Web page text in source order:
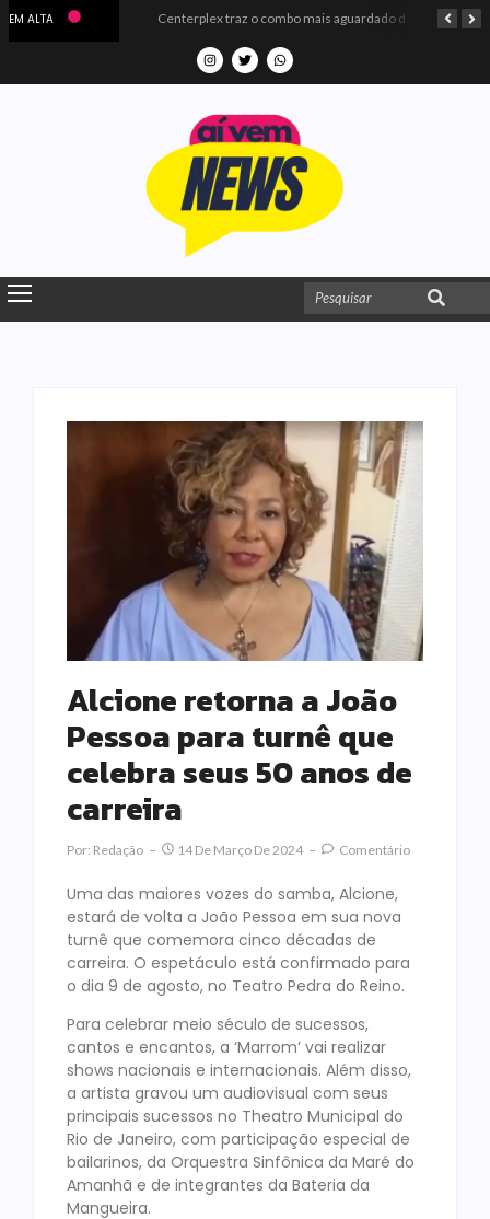
EM ALTA
Alcione retorna a João
Pessoa para turnê que
celebra seus 50 anos de
carreira
Por: Redação 14 De Março De 2024 Comentário
Uma das maiores vozes do samba, Alcione,
estará de volta a João Pessoa em sua nova
turnê que comemora cinco décadas de
carreira. O espetáculo está confirmado para
o dia 9 de agosto, no Teatro Pedra do Reino.
Para celebrar meio século de sucessos,
cantos e encantos, a ‘Marrom’ vai realizar
shows nacionais e internacionais. Além disso,
a artista gravou um audiovisual com seus
principais sucessos no Theatro Municipal do
Rio de Janeiro, com participação especial de
bailarinos, da Orquestra Sinfônica da Maré do
Amanhã e de integrantes da Bateria da
Mangueira.